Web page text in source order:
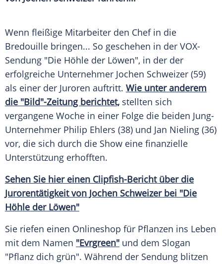
Wenn fleißige Mitarbeiter den Chef in die
Bredouille bringen... So geschehen in der VOX-
Sendung "Die Höhle der Löwen", in der der
erfolgreiche Unternehmer Jochen Schweizer (59)
als einer der Juroren auftritt. Wie unter anderem
die "Bild"-Zeitung berichtet, stellten sich
vergangene Woche in einer Folge die beiden Jung-
Unternehmer Philip Ehlers (38) und Jan Nieling (36)
vor, die sich durch die Show eine finanzielle
Unterstützung erhofften.
Sehen Sie hier einen Clipfish-Bericht über die
Jurorentätigkeit von Jochen Schweizer bei "Die
Höhle der Löwen"
Sie riefen einen Onlineshop für Pflanzen ins Leben
mit dem Namen "Evrgreen" und dem Slogan
"Pflanz dich grün". Während der Sendung blitzen